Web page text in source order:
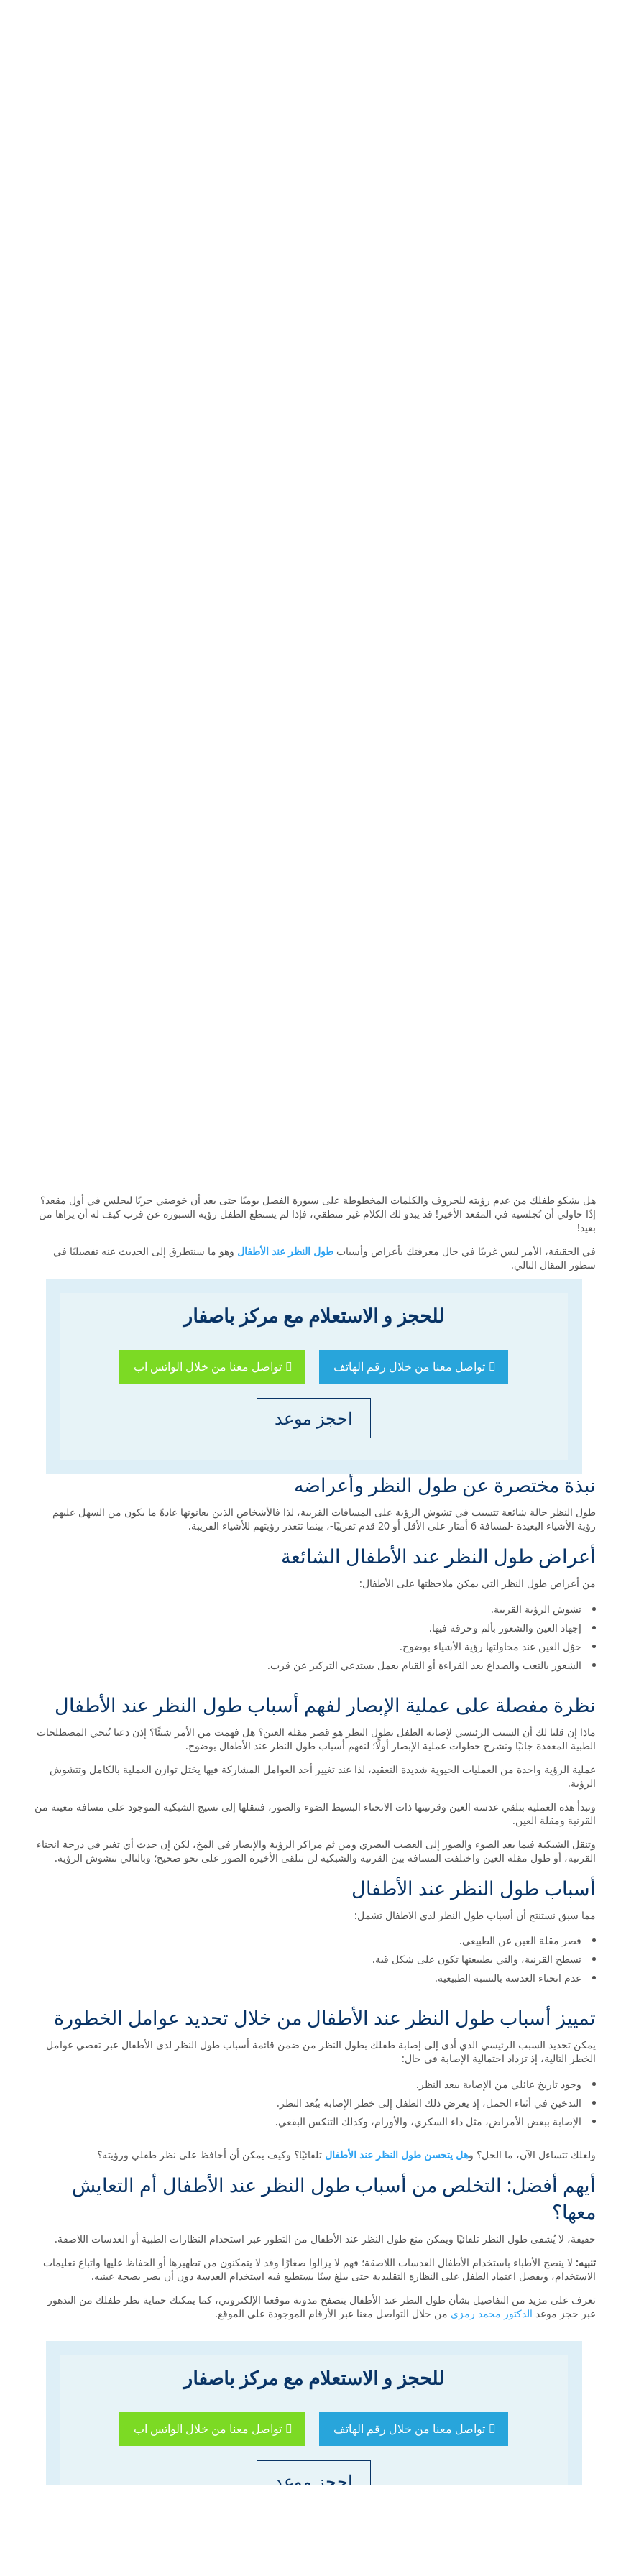
هل يشكو طفلك من عدم رؤيته للحروف والكلمات المخطوطة على سبورة الفصل يوميًا حتى بعد أن خوضتي حربًا ليجلس في أول مقعد؟
إذًا حاولي أن تُجلسيه في المقعد الأخير! قد يبدو لك الكلام غير منطقي، فإذا لم يستطع الطفل رؤية السبورة عن قرب كيف له أن يراها من
بعيد!
في الحقيقة، الأمر ليس غريبًا في حال معرفتك بأعراض وأسباب طول النظر عند الأطفال وهو ما سنتطرق إلى الحديث عنه تفصيليًا في
سطور المقال التالي.
للحجز و الاستعلام مع مركز باصفار
تواصل معنا من خلال الواتس اب تواصل معنا من خلال رقم الهاتف
احجز موعد
نبذة مختصرة عن طول النظر وأعراضه
طول النظر حالة شائعة تتسبب في تشوش الرؤية على المسافات القريبة، لذا فالأشخاص الذين يعانونها عادةً ما يكون من السهل عليهم
رؤية الأشياء البعيدة -لمسافة 6 أمتار على الأقل أو 20 قدم تقريبًا-، بينما تتعذر رؤيتهم للأشياء القريبة.
أعراض طول النظر عند الأطفال الشائعة
من أعراض طول النظر التي يمكن ملاحظتها على الأطفال:
تشوش الرؤية القريبة.
إجهاد العين والشعور بألم وحرقة فيها.
حوّل العين عند محاولتها رؤية الأشياء بوضوح.
الشعور بالتعب والصداع بعد القراءة أو القيام بعمل يستدعي التركيز عن قرب.
نظرة مفصلة على عملية الإبصار لفهم أسباب طول النظر عند الأطفال
ماذا إن قلنا لك أن السبب الرئيسي لإصابة الطفل بطول النظر هو قصر مقلة العين؟ هل فهمت من الأمر شيئًا؟ إذن دعنا نُنحي المصطلحات
الطبية المعقدة جانبًا ونشرح خطوات عملية الإبصار أولًا؛ لنفهم أسباب طول النظر عند الأطفال بوضوح.
عملية الرؤية واحدة من العمليات الحيوية شديدة التعقيد، لذا عند تغيير أحد العوامل المشاركة فيها يختل توازن العملية بالكامل وتتشوش
الرؤية.
وتبدأ هذه العملية بتلقي عدسة العين وقرنيتها ذات الانحناء البسيط الضوء والصور، فتنقلها إلى نسيج الشبكية الموجود على مسافة معينة من
القرنية ومقلة العين.
وتنقل الشبكية فيما بعد الضوء والصور إلى العصب البصري ومن ثم مراكز الرؤية والإبصار في المخ، لكن إن حدث أي تغير في درجة انحناء
القرنية، أو طول مقلة العين واختلفت المسافة بين القرنية والشبكية لن تتلقى الأخيرة الصور على نحو صحيح؛ وبالتالي تتشوش الرؤية.
أسباب طول النظر عند الأطفال
مما سبق نستنتج أن أسباب طول النظر لدى الاطفال تشمل:
قصر مقلة العين عن الطبيعي.
تسطح القرنية، والتي بطبيعتها تكون على شكل قبة.
عدم انحناء العدسة بالنسبة الطبيعية.
تمييز أسباب طول النظر عند الأطفال من خلال تحديد عوامل الخطورة
يمكن تحديد السبب الرئيسي الذي أدى إلى إصابة طفلك بطول النظر من ضمن قائمة أسباب طول النظر لدى الأطفال عبر تقصي عوامل
الخطر التالية، إذ تزداد احتمالية الإصابة في حال:
وجود تاريخ عائلي من الإصابة ببعد النظر.
التدخين في أثناء الحمل، إذ يعرض ذلك الطفل إلى خطر الإصابة ببُعد النظر.
الإصابة ببعض الأمراض، مثل داء السكري، والأورام، وكذلك التنكس البقعي.
ولعلك تتساءل الآن، ما الحل؟ وهل يتحسن طول النظر عند الأطفال تلقائيًا؟ وكيف يمكن أن أحافظ على نظر طفلي ورؤيته؟
أيهم أفضل: التخلص من أسباب طول النظر عند الأطفال أم التعايش
معها؟
حقيقة، لا يُشفى طول النظر تلقائيًا ويمكن منع طول النظر عند الأطفال من التطور عبر استخدام النظارات الطبية أو العدسات اللاصقة.
تنبيه: لا ينصح الأطباء باستخدام الأطفال العدسات اللاصقة؛ فهم لا يزالوا صغارًا وقد لا يتمكنون من تطهيرها أو الحفاظ عليها واتباع تعليمات
الاستخدام، ويفضل اعتماد الطفل على النظارة التقليدية حتى يبلغ سنًا يستطيع فيه استخدام العدسة دون أن يضر بصحة عينيه.
تعرف على مزيد من التفاصيل بشأن طول النظر عند الأطفال بتصفح مدونة موقعنا الإلكتروني، كما يمكنك حماية نظر طفلك من التدهور
عبر حجز موعد الدكتور محمد رمزي من خلال التواصل معنا عبر الأرقام الموجودة على الموقع.
للحجز و الاستعلام مع مركز باصفار
تواصل معنا من خلال الواتس اب تواصل معنا من خلال رقم الهاتف
احجز موعد